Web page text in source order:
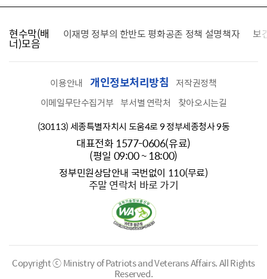
현수막(배
너)모음
찾습니다 이재명 정부의 한반도 평화공존 정책 설명책자 보
이용안내 개인정보처리방침
저작권정책
이메일무단수집거부 부서별 연락처
찾아오시는길
(30113) 세종특별자치시 도움4로 9 정부세종청사 9동
대표전화 1577-0606(유료)
(평일 09:00 ~ 18:00)
정부민원상담안내 국번없이 110(무료)
주말 연락처 바로 가기
Copyright ⓒ Ministry of Patriots and Veterans Affairs.All Rights
Reserved.